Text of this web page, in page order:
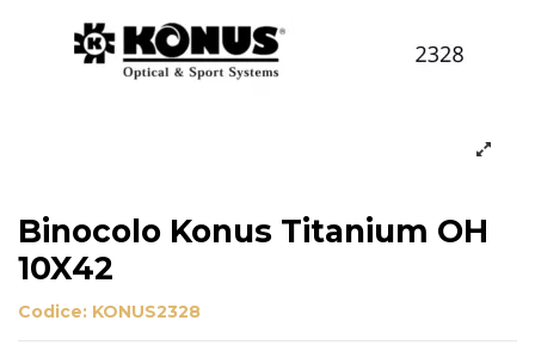
Binocolo Konus Titanium OH
10X42
Codice: KONUS2328